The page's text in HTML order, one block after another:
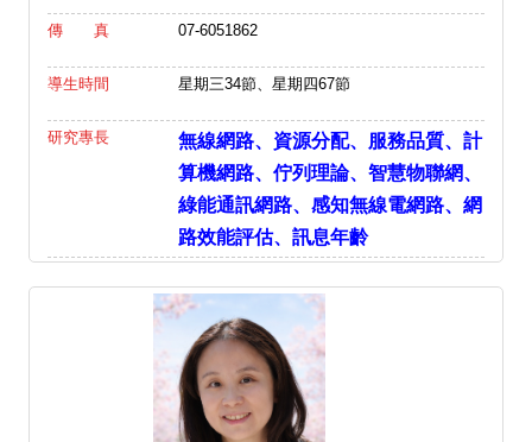
傳 真 07-6051862
導生時間 星期三34節、星期四67節
研究專長
無線網路、資源分配、服務品質、計
算機網路、佇列理論、智慧物聯網、
綠能通訊網路、感知無線電網路、網
路效能評估、訊息年齡